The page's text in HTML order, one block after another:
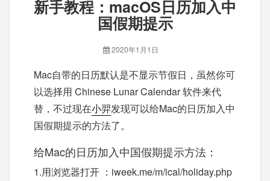
新手教程：macOS日历加入中
国假期提示
2020年1月1日
Mac自带的日历默认是不显示节假日，虽然你可
以选择用 Chinese Lunar Calendar 软件来代
替，不过现在小羿发现可以给Mac的日历加入中
国假期提示的方法了。
给Mac的日历加入中国假期提示方法：
1.用浏览器打开 ：iweek.me/m/ical/holiday.php